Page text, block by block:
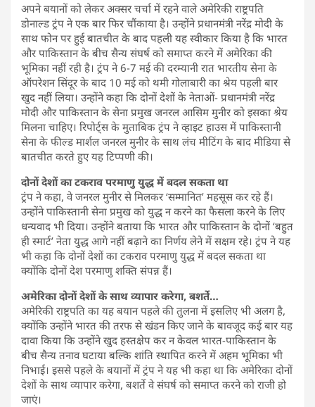
अपने बयानों को लेकर अक्सर चर्चा में रहने वाले अमेरिकी राष्ट्रपति
डोनाल्ड ट्रंप ने एक बार फिर चौंकाया है। उन्होंने प्रधानमंत्री नरेंद्र मोदी के
साथ फोन पर हुई बातचीत के बाद पहली यह स्वीकार किया है कि भारत
और पाकिस्तान के बीच सैन्य संघर्ष को समाप्त करने में अमेरिका की
भूमिका नहीं रही है। ट्रंप ने 6-7 मई की दरम्यानी रात भारतीय सेना के
ऑपरेशन सिंदूर के बाद 10 मई को थमी गोलाबारी का श्रेय पहली बार
खुद नहीं लिया। उन्होंने कहा कि दोनों देशों के नेताओं- प्रधानमंत्री नरेंद्र
मोदी और पाकिस्तान के सेना प्रमुख जनरल आसिम मुनीर को इसका श्रेय
मिलना चाहिए। रिपोर्ट्स के मुताबिक ट्रंप ने व्हाइट हाउस में पाकिस्तानी
सेना के फील्ड मार्शल जनरल मुनीर के साथ लंच मीटिंग के बाद मीडिया से
बातचीत करते हुए यह टिप्पणी की।
दोनों देशों का टकराव परमाणु युद्ध में बदल सकता था
ट्रंप ने कहा, वे जनरल मुनीर से मिलकर ‘सम्मानित’ महसूस कर रहे हैं।
उन्होंने पाकिस्तानी सेना प्रमुख को युद्ध न करने का फैसला करने के लिए
धन्यवाद भी दिया। उन्होंने बताया कि भारत और पाकिस्तान के दोनों ‘बहुत
ही स्मार्ट’ नेता युद्ध आगे नहीं बढ़ाने का निर्णय लेने में सक्षम रहे। ट्रंप ने यह
भी कहा कि दोनों देशों का टकराव परमाणु युद्ध में बदल सकता था
क्योंकि दोनों देश परमाणु शक्ति संपन्न हैं।
अमेरिका दोनों देशों के साथ व्यापार करेगा, बशर्ते…
अमेरिकी राष्ट्रपति का यह बयान पहले की तुलना में इसलिए भी अलग है,
क्योंकि उन्होंने भारत की तरफ से खंडन किए जाने के बावजूद कई बार यह
दावा किया कि उन्होंने खुद हस्तक्षेप कर न केवल भारत-पाकिस्तान के
बीच सैन्य तनाव घटाया बल्कि शांति स्थापित करने में अहम भूमिका भी
निभाई। इससे पहले के बयानों में ट्रंप ने यह भी कहा था कि अमेरिका दोनों
देशों के साथ व्यापार करेगा, बशर्ते वे संघर्ष को समाप्त करने को राजी हो
जाएं।